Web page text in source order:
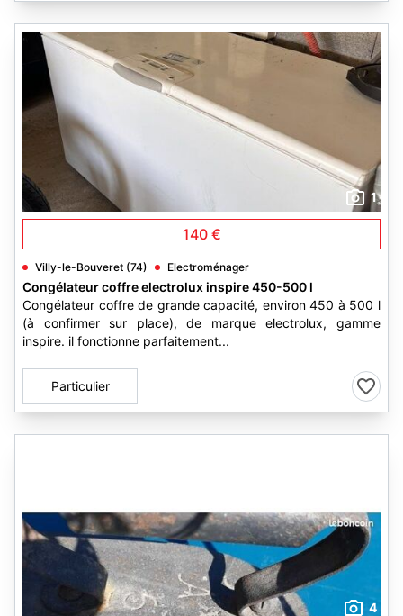
1
140 €
Villy-le-Bouveret (74) Electroménager
Congélateur coffre electrolux inspire 450-500 l
Congélateur coffre de grande capacité, environ 450 à 500 l
(à confirmer sur place), de marque electrolux, gamme
inspire. il fonctionne parfaitement...
Particulier
4